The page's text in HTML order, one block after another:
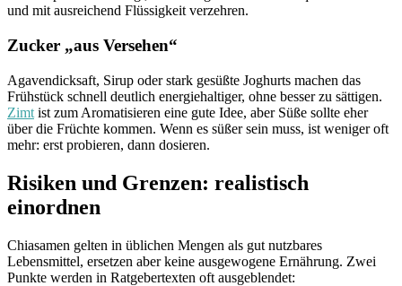
und mit ausreichend Flüssigkeit verzehren.
Zucker „aus Versehen“
Agavendicksaft, Sirup oder stark gesüßte Joghurts machen das
Frühstück schnell deutlich energiehaltiger, ohne besser zu sättigen.
Zimt ist zum Aromatisieren eine gute Idee, aber Süße sollte eher
über die Früchte kommen. Wenn es süßer sein muss, ist weniger oft
mehr: erst probieren, dann dosieren.
Risiken und Grenzen: realistisch
einordnen
Chiasamen gelten in üblichen Mengen als gut nutzbares
Lebensmittel, ersetzen aber keine ausgewogene Ernährung. Zwei
Punkte werden in Ratgebertexten oft ausgeblendet: